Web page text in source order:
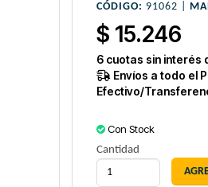
CÓDIGO: 91062 |
$ 15.246
6cuotas sin interés
Envíos a todo el
Efectivo/
Con Stock
Cantidad